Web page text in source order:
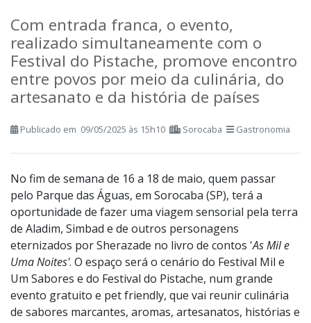
Com entrada franca, o evento,
realizado simultaneamente com o
Festival do Pistache, promove encontro
entre povos por meio da culinária, do
artesanato e da história de países
Publicado em 09/05/2025 às 15h10 Sorocaba Gastronomia
No fim de semana de 16 a 18 de maio, quem passar
pelo Parque das Águas, em Sorocaba (SP), terá a
oportunidade de fazer uma viagem sensorial pela terra
de Aladim, Simbad e de outros personagens
eternizados por Sherazade no livro de contos 'As Mil e
Uma Noites'. O espaço será o cenário do Festival Mil e
Um Sabores e do Festival do Pistache, num grande